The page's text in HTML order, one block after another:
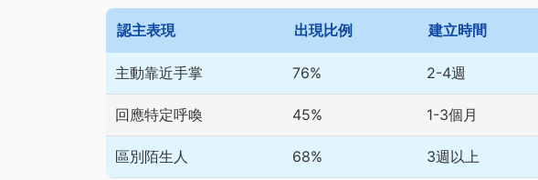
認主表現 出現比例 建立時間
主動靠近手掌 76% 2-4週
回應特定呼喚 45% 1-3個月
區別陌生人 68% 3週以上